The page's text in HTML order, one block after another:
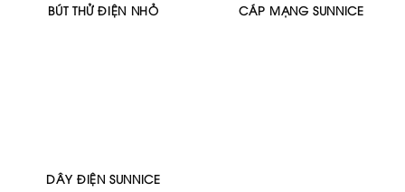
BÚT THỬ ĐIỆN NHỎ CÁP MẠNG SUNNICE
DÂY ĐIỆN SUNNICE